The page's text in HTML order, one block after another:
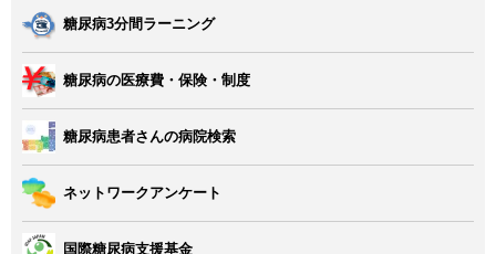
糖尿病3分間ラーニング
糖尿病の医療費・保険・制度
糖尿病患者さんの病院検索
ネットワークアンケート
国際糖尿病支援基金